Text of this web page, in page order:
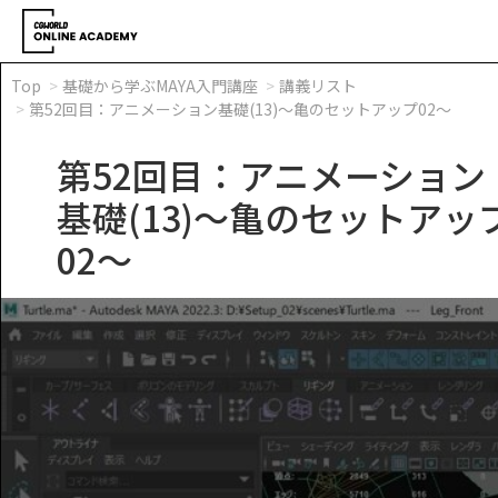
Top 基礎から学ぶMAYA入門講座
講義リスト
第52回目：アニメーション基礎(13)～亀のセットアップ02～
第52回目：アニメーション
基礎(13)～亀のセットアッ
02～